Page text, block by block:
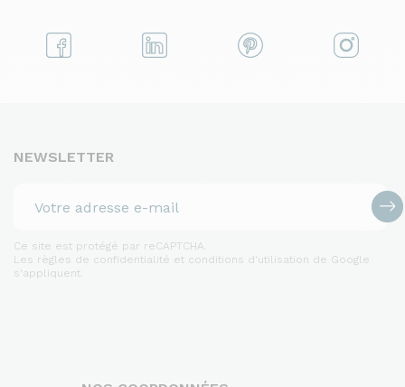
NEWSLETTER
Ce site est protégé par reCAPTCHA.
Les règles de confidentialité et conditions d'utilisation de Google
s'appliquent.